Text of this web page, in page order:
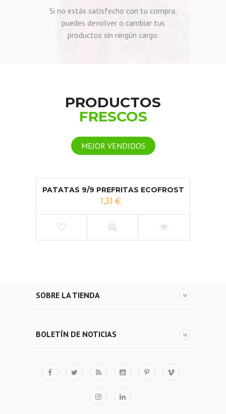
Si no estás satisfecho con tu compra,
puedes devolver o cambiar tus
productos sin ningún cargo.
PRODUCTOS
FRESCOS
MEJOR VENDIDOS
PATATAS 9/9 PREFRITAS ECOFROST
1,31 €
SOBRE LA TIENDA
BOLETÍN DE NOTICIAS